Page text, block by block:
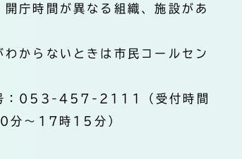
庁時間が異なる組織、施設があ
わからないときは市民コールセン
：053-457-2111（受付時間
分～17時15分）